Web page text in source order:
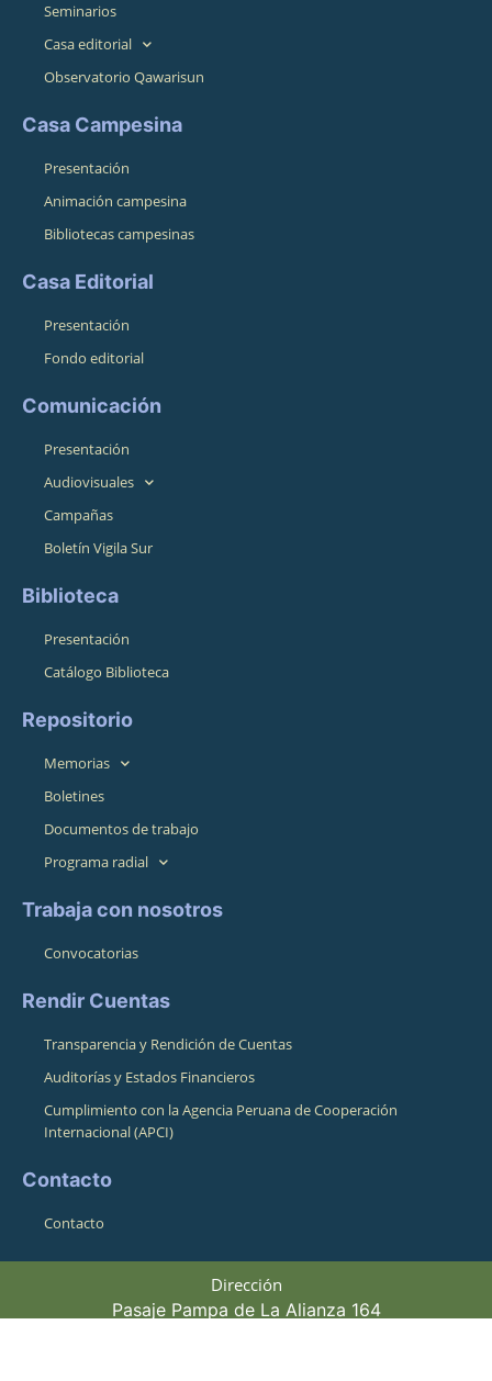
Seminarios
Casa editorial
Observatorio Qawarisun
Casa Campesina
Presentación
Animación campesina
Bibliotecas campesinas
Casa Editorial
Presentación
Fondo editorial
Comunicación
Presentación
Audiovisuales
Campañas
Boletín Vigila Sur
Biblioteca
Presentación
Catálogo Biblioteca
Repositorio
Memorias
Boletines
Documentos de trabajo
Programa radial
Trabaja con nosotros
Convocatorias
Rendir Cuentas
Transparencia y Rendición de Cuentas
Auditorías y Estados Financieros
Cumplimiento con la Agencia Peruana de Cooperación
Internacional (APCI)
Contacto
Contacto
Dirección
Pasaje Pampa de La Alianza 164